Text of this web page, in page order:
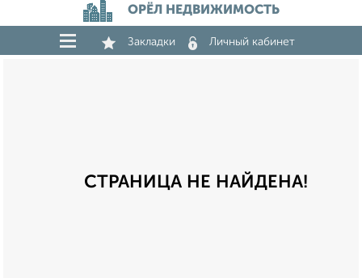
ОРЁЛ НЕДВИЖИМОСТЬ
Закладки Личный кабинет
СТРАНИЦА НЕ НАЙДЕНА!